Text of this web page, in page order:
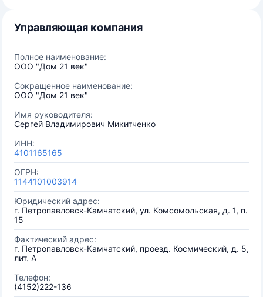
Управляющая компания
Полное наименование:
ООО "Дом 21 век"
Сокращенное наименование:
ООО "Дом 21 век"
Имя руководителя:
Сергей Владимирович Микитченко
ИНН:
4101165165
ОГРН:
1144101003914
Юридический адрес:
г. Петропавловск-Камчатский, ул. Комсомольская, д. 1, п.
15
Фактический адрес:
г. Петропавловск-Камчатский, проезд. Космический, д. 5,
лит. А
Телефон:
(4152)222-136